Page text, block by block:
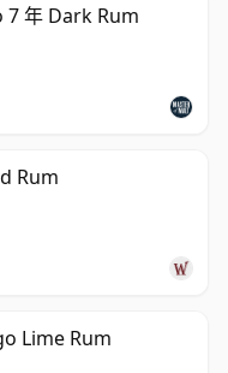
明的風格，既能自然
7 年 Dark Rum
Rum
Lime Rum